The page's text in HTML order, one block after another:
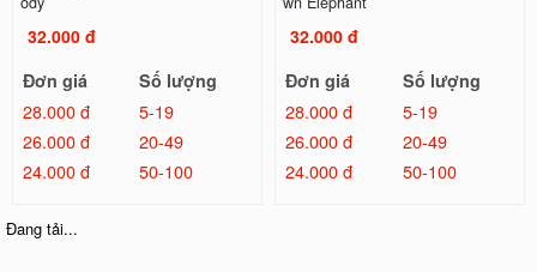
32.000 đ
Đơn giá
Số lượng
28.000 đ
5-19
26.000 đ
20-49
24.000 đ
50-100
32.000 đ
Đơn giá
Số lượng
28.000 đ
5-19
26.000 đ
20-49
24.000 đ
50-100